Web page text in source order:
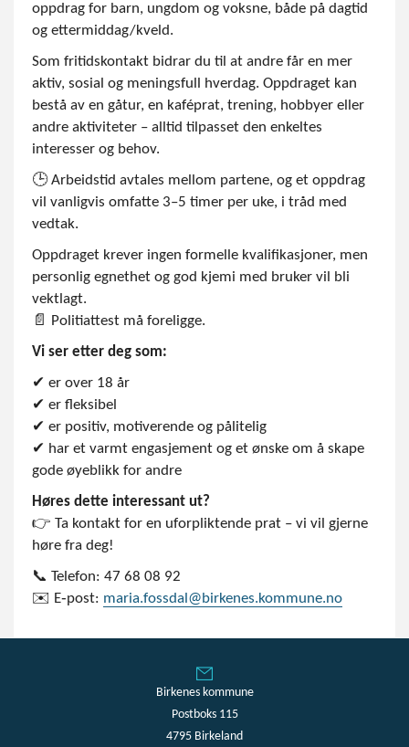
oppdrag for barn, ungdom og voksne, både på dagtid
og ettermiddag/kveld.
Som fritidskontakt bidrar du til at andre får en mer
aktiv, sosial og meningsfull hverdag. Oppdraget kan
bestå av en gåtur, en kaféprat, trening, hobbyer eller
andre aktiviteter – alltid tilpasset den enkeltes
interesser og behov.
🕒 Arbeidstid avtales mellom partene, og et oppdrag
vil vanligvis omfatte 3–5 timer per uke, i tråd med
vedtak.
Oppdraget krever ingen formelle kvalifikasjoner, men
personlig egnethet og god kjemi med bruker vil bli
vektlagt.
📄 Politiattest må foreligge.
Vi ser etter deg som:
✔ er over 18 år
✔ er fleksibel
✔ er positiv, motiverende og pålitelig
✔ har et varmt engasjement og et ønske om å skape
gode øyeblikk for andre
Høres dette interessant ut?
👉 Ta kontakt for en uforpliktende prat – vi vil gjerne
høre fra deg!
📞 Telefon: 47 68 08 92
✉️ E‑post: maria.fossdal@birkenes.kommune.no
Birkenes kommune
Postboks 115
4795 Birkeland